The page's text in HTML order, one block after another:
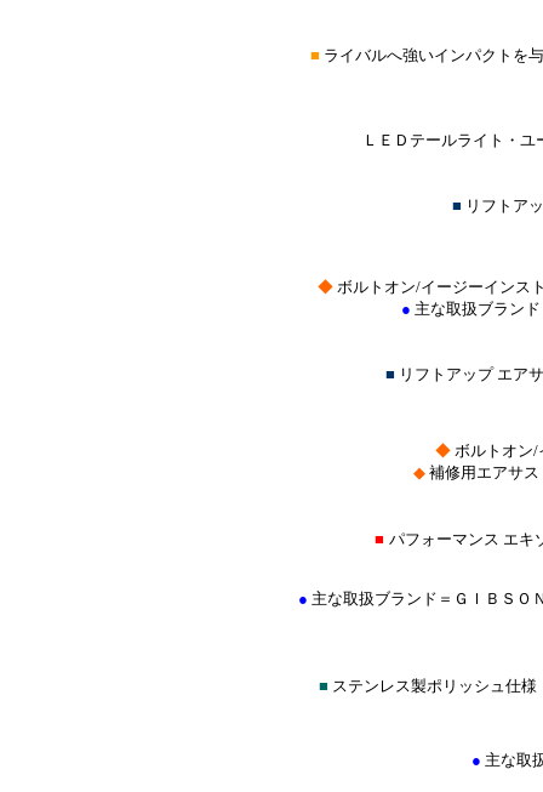
■ ライバルへ強いインパクトを
ＬＥＤテールライト・
■ リフトア
◆ボルトオン/イージーインス
● 主な取扱ブラン
■ リフトアップ エア
◆ボルトオン/
◆ 補修用エアサ
■ パフォーマンス エキ
● 主な取扱ブランド＝ＧＩＢＳＯ
■ ステンレス製ポリッシュ仕
● 主な取